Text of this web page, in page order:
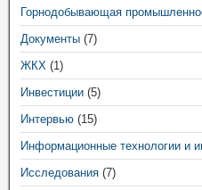
Горнодобывающая
Документы (7)
ЖКХ (1)
Инвестиции (5)
Интервью (15)
Информационные технологии и
Исследования (7)